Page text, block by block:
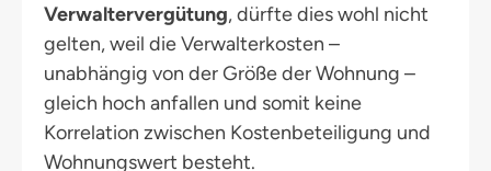
Verwaltervergütung, dürfte dies wohl nicht
gelten, weil die Verwalterkosten –
unabhängig von der Größe der Wohnung –
gleich hoch anfallen und somit keine
Korrelation zwischen Kostenbeteiligung und
Wohnungswert besteht.